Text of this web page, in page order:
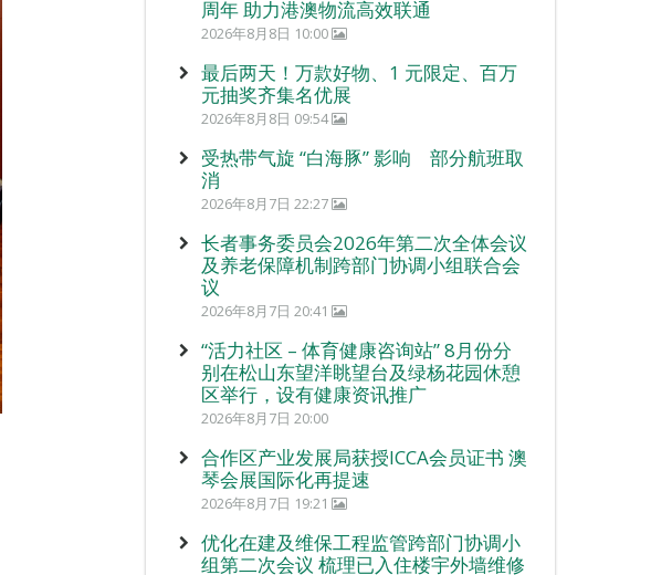
周年 助力港澳物流高效联通
2026年8月8日 10:00
最后两天！万款好物、1 元限定、百万
元抽奖齐集名优展
2026年8月8日 09:54
受热带气旋 “白海豚” 影响 部分航班取
消
2026年8月7日 22:27
长者事务委员会2026年第二次全体会议
及养老保障机制跨部门协调小组联合会
议
2026年8月7日 20:41
“活力社区 – 体育健康咨询站” 8月份分
别在松山东望洋眺望台及绿杨花园休憩
区举行，设有健康资讯推广
2026年8月7日 20:00
合作区产业发展局获授ICCA会员证书 澳
琴会展国际化再提速
2026年8月7日 19:21
优化在建及维保工程监管跨部门协调小
组第二次会议 梳理已入住楼宇外墙维修